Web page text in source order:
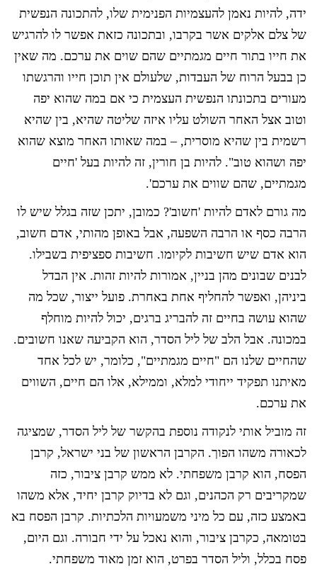
ידה, להיות נאמן להעצמיות הפנימית שלו, להתכונה הנפשית
של צלם אלקים אשר בקרבו, ובתכונה כזאת אפשר לו להרגיש
את חייו בתור חיים מגמתיים שהם שוים את ערכם. מה שאין
כן בבעל הרוח של העבדות, שלעולם אין תוכן חייו והרגשתו
מעורים בתכונתו הנפשית העצמית כי אם במה שהוא יפה
וטוב אצל האחר השולט עליו איזה שליטה שהיא, בין שהיא
רשמית בין שהיא מוסרית, – במה שאותו האחר מוצא שהוא
יפה ושהוא טוב". להיות בן חורין, זה להיות בעל 'חיים
מגמתיים, שהם שווים את ערכם'.
מה גורם לאדם להיות 'חשוב'? כמובן, יתכן שזה בגלל שיש לו
הרבה כסף או הרבה השפעה, אבל באופן מהותי, אדם חשוב,
הוא אדם שיש חשיבות לקיומו. חשיבות ספציפית בשבילו.
לבנים שבונים מהן בניין, אמורות להיות זהות. אין הבדל
ביניהן, ואפשר להחליף אחת באחרת. פועל ייצור, שכל מה
שהוא עושה בחיים זה להבריג ברגים, יכול להיות מוחלף
במכונה. אבל הלב של ליל הסדר, הוא הקביעה שאנו חשובים.
שהחיים שלנו הם "חיים מגמתיים", כלומר, יש לכל אחד
מאיתנו תפקיד ייחודי למלא, וממילא, אלו הם חיים, השווים
את ערכם.
זה מוביל אותי לנקודה נוספת בהקשר של ליל הסדר, שמציגה
לכאורה משהו הפוך. הקרבן הראשון של בני ישראל, קרבן
הפסח, הוא קרבן משפחתי. לא ממש קרבן ציבור, כזה
שמקריבים רק הכהנים, וגם לא בדיוק קרבן יחיד, אלא משהו
באמצע כזה, עם כל מיני משמעויות הלכתיות. קרבן הפסח בא
בטומאה, כקרבן ציבור, והוא נאכל על ידי חבורה. וגם היום,
פסח בכלל, וליל הסדר בפרט, הוא זמן מאוד משפחתי.